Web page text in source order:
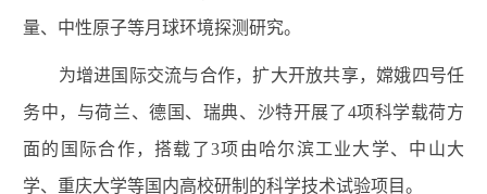
量、中性原子等月球环境探测研究。
为增进国际交流与合作，扩大开放共享，嫦娥四号任
务中，与荷兰、德国、瑞典、沙特开展了4项科学载荷方
面的国际合作，搭载了3项由哈尔滨工业大学、中山大
学、重庆大学等国内高校研制的科学技术试验项目。